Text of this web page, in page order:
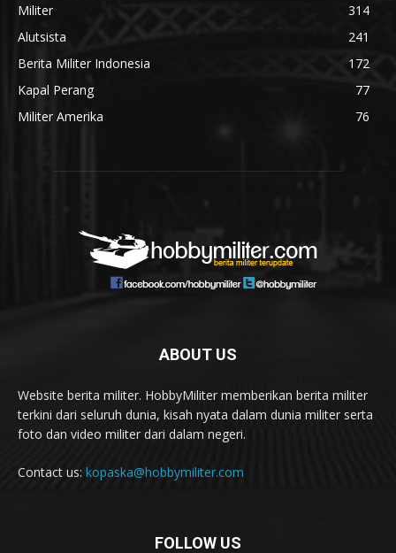
Militer
314
Alutsista
241
Berita Militer Indonesia
172
Kapal Perang
77
Militer Amerika
76
ABOUT US
Website berita militer. HobbyMiliter memberikan berita militer
terkini dari seluruh dunia, kisah nyata dalam dunia militer serta
foto dan video militer dari dalam negeri.
Contact us: kopaska@hobbymiliter.com
FOLLOW US